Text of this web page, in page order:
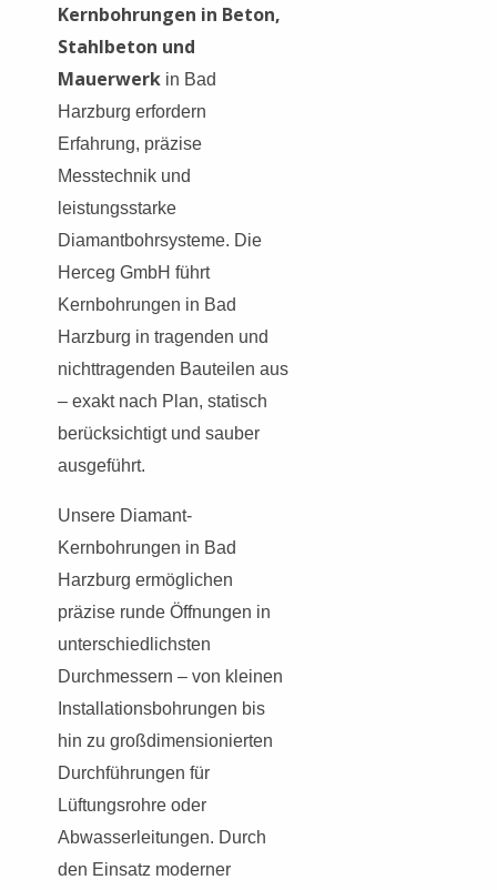
Kernbohrungen in Beton,
Stahlbeton und
Mauerwerk in Bad
Harzburg erfordern
Erfahrung, präzise
Messtechnik und
leistungsstarke
Diamantbohrsysteme. Die
Herceg GmbH führt
Kernbohrungen in Bad
Harzburg in tragenden und
nichttragenden Bauteilen aus
– exakt nach Plan, statisch
berücksichtigt und sauber
ausgeführt.
Unsere Diamant-
Kernbohrungen in Bad
Harzburg ermöglichen
präzise runde Öffnungen in
unterschiedlichsten
Durchmessern – von kleinen
Installationsbohrungen bis
hin zu großdimensionierten
Durchführungen für
Lüftungsrohre oder
Abwasserleitungen. Durch
den Einsatz moderner